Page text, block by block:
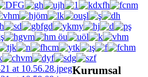
Kurumsal